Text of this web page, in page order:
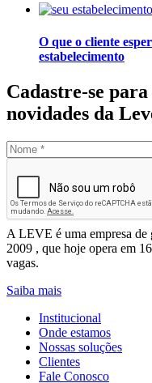
O que o cliente
estabelecimento
Cadastre-se
novidades da
Leve Mobilidade – Gestão
A LEVE é uma empresa de
2009 , que hoje opera em
vagas.
Saiba mais
Institucional
Onde estamos
Nossas soluções
Clientes
Fale Conosco